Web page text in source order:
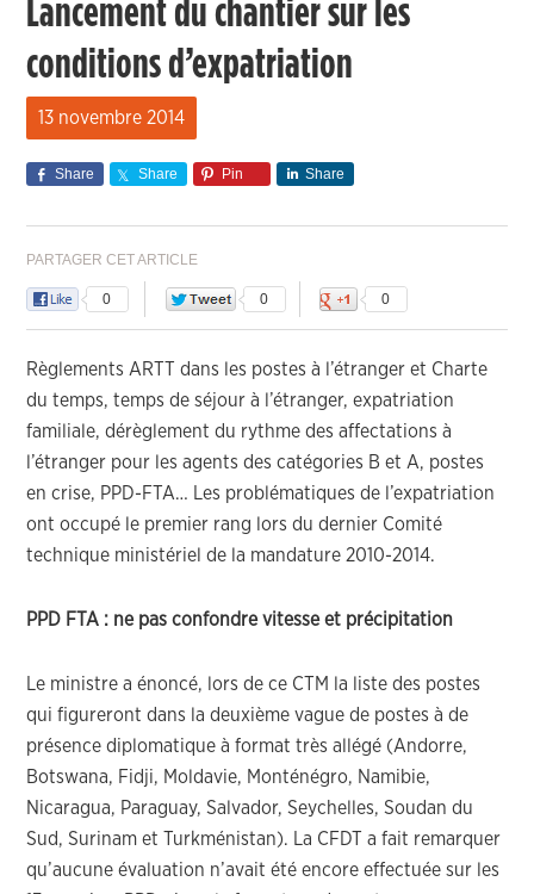
Lancement du chantier sur les
conditions d’expatriation
13 novembre 2014
Share Share Pin Share
PARTAGER CET ARTICLE
0 0 0
Règlements ARTT dans les postes à l’étranger et Charte
du temps, temps de séjour à l’étranger, expatriation
familiale, dérèglement du rythme des affectations à
l’étranger pour les agents des catégories B et A, postes
en crise, PPD-FTA… Les problématiques de l’expatriation
ont occupé le premier rang lors du dernier Comité
technique ministériel de la mandature 2010-2014.
PPD FTA : ne pas confondre vitesse et précipitation
Le ministre a énoncé, lors de ce CTM la liste des postes
qui figureront dans la deuxième vague de postes à de
présence diplomatique à format très allégé (Andorre,
Botswana, Fidji, Moldavie, Monténégro, Namibie,
Nicaragua, Paraguay, Salvador, Seychelles, Soudan du
Sud, Surinam et Turkménistan). La CFDT a fait remarquer
qu’aucune évaluation n’avait été encore effectuée sur les